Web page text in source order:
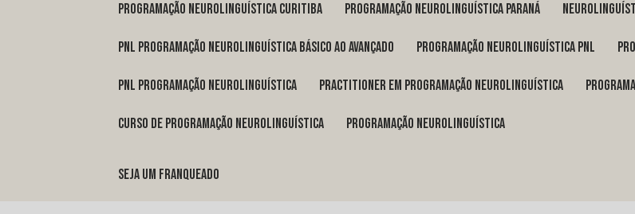
programação neurolinguística Curitiba programação neurolinguística Paraná
pnl programação neurolinguística básico ao avançado programação neurolinguística pnl
pnl programação neurolinguística practitioner em programação neurolinguística
curso de programação neurolinguística programação neurolinguística
Seja um franqueado